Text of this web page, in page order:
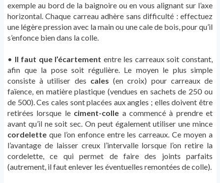
exemple au bord de la baignoire ou en vous alignant sur l’axe
horizontal. Chaque carreau adhère sans difficulté : effectuez
une légère pression avec la main ou une cale de bois, pour qu’il
s’enfonce bien dans la colle.
• Il faut que l’écartement entre les carreaux soit constant,
afin que la pose soit régulière. Le moyen le plus simple
consiste à utiliser des cales (en croix) pour carreaux de
faïence, en matière plastique (vendues en sachets de 250 ou
de 500). Ces cales sont placées aux angles ; elles doivent être
retirées lorsque le ciment-colle a commencé à prendre et
avant qu’il ne soit sec. On peut également utiliser une mince
cordelette que l’on enfonce entre les carreaux. Ce moyen a
l’avantage de laisser creux l’intervalle lorsque l’on retire la
cordelette, ce qui permet de faire des joints parfaits
(autrement, il faut enlever les éventuelles remontées de colle).